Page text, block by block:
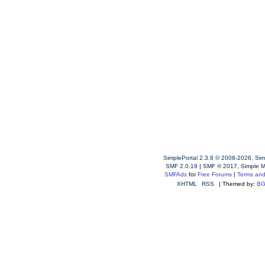
SimplePortal 2.3.8 © 2008-2026,
SMF 2.0.19 | SMF © 2017
Simple
SMFAds forFree Forums | Terms
XHTML
RSS | Themed by: